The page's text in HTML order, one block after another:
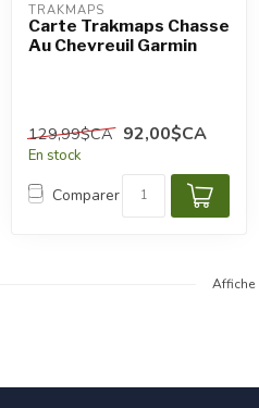
TRAKMAPS
Carte Trakmaps Chasse
Au Chevreuil Garmin
129,99$CA 92,00$CA
En stock
Comparer
Affiche